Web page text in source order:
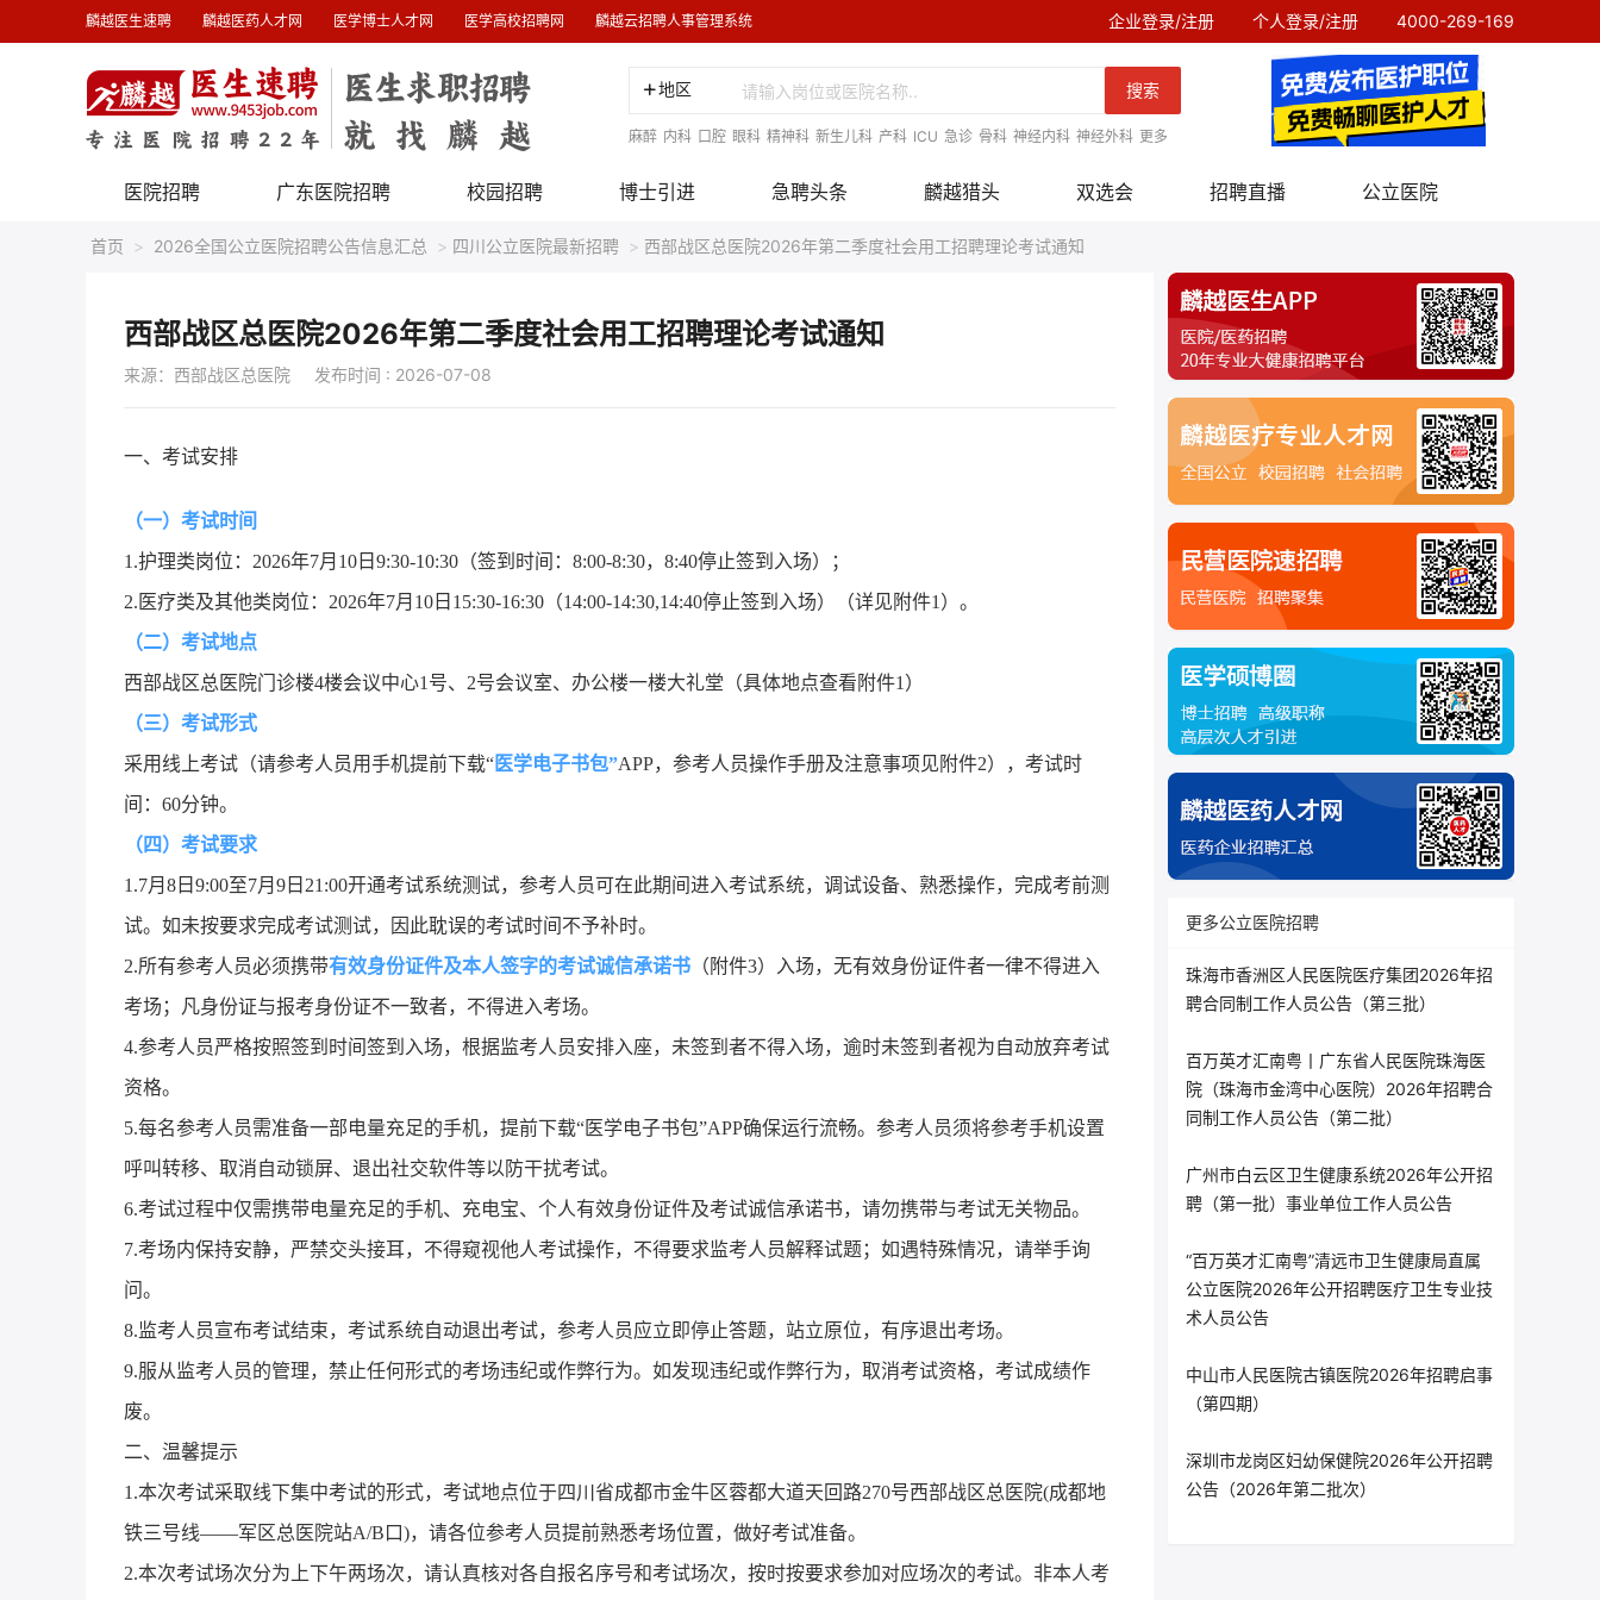
麟越医生速聘 麟越医药人才网 医学博士人才网 医学高校招聘网 麟越云招聘人事管理系统 企业登录/注册 个人登录/注册 4000-269-169
地区 搜索
麻醉 内科 口腔 眼科 精神科 新生儿科 产科 ICU 急诊 骨科 神经内科 神经外科 更多
医院招聘 广东医院招聘 校园招聘 博士引进 急聘头条 麟越猎头 双选会 招聘直播 公立医院
首页 > 2026全国公立医院招聘公告信息汇总 > 四川公立医院最新招聘 > 西部战区总医院2026年第二季度社会用工招聘理论考试通知
西部战区总医院2026年第二季度社会用工招聘理论考试通知
来源：西部战区总医院 发布时间 : 2026-07-08
一、考试安排
（一）考试时间
1.护理类岗位： 2026年7月 10 日9:30-10:30 （签到时间：8:00-8:30，8:40停止签到入场）；
2. 医疗类及其他类岗位： 2026年7月 10 日 15:30-16:30 （14:00-14:30,14:40停止签到入场）（详见附件1 ）。
（二）考试地点
西部战区总医院门诊楼4楼会议中心1 号、 2号会议室、办公楼一楼大礼堂（具体地点查看附件1 ）
（三）考试形式
采用线上考试（请参考人员用手机提前下载“医学电子书包”APP，参考人员操作手册及注意事项见附件2），考试时
间： 60分钟。
（四）考试要求
1.7月8 日9:00至7月9 日 21:00开通考试系统测试，参考人员可在此期间进入考试系统，调试设备、熟悉操作，完成考前测
试。如未按要求完成考试测试，因此耽误的考试时间不予补时。
2.所有参考人员必须携带有效身份证件及本人签字的考试诚信承诺书 （附件3）入场，无有效身份证件者一律不得进入
考场；凡身份证与报考身份证不一致者，不得进入考场。
4.参考人员严格按照签到时间签到入场，根据监考人员安排入座，未签到者不得入场，逾时未签到者视为自动放弃考试
资格。
5.每名参考人员需准备一部电量充足的手机，提前下载“医学电子书包”APP确保运行流畅。参考人员须将参考手机设置
呼叫转移、取消自动锁屏、退出社交软件等以防干扰考试。
6.考试过程中仅需携带电量充足的手机、充电宝、个人有效身份证件及考试诚信承诺书，请勿携带与考试无关物品。
7.考场内保持安静，严禁交头接耳，不得窥视他人考试操作，不得要求监考人员解释试题；如遇特殊情况，请举手询
问。
8.监考人员宣布考试结束，考试系统自动退出考试，参考人员应立即停止答题，站立原位，有序退出考场。
9.服从监考人员的管理，禁止任何形式的考场违纪或作弊行为。如发现违纪或作弊行为，取消考试资格，考试成绩作
废。
二、温馨提示
1.本次考试采取线下集中考试的形式，考试地点位于四川省成都市金牛区蓉都大道天回路270号西部战区总医院(成都地
铁三号线——军区总医院站A/B 口)，请各位参考人员提前熟悉考场位置，做好考试准备。
2.本次考试场次分为上下午两场次，请认真核对各自报名序号和考试场次，按时按要求参加对应场次的考试。非本人考
更多公立医院招聘
珠海市香洲区人民医院医疗集团2026年招
聘合同制工作人员公告（第三批）
百万英才汇南粤丨广东省人民医院珠海医
院（珠海市金湾中心医院）2026年招聘合
同制工作人员公告（第二批）
广州市白云区卫生健康系统2026年公开招
聘（第一批）事业单位工作人员公告
“百万英才汇南粤”清远市卫生健康局直属
公立医院2026年公开招聘医疗卫生专业技
术人员公告
中山市人民医院古镇医院2026年招聘启事
（第四期）
深圳市龙岗区妇幼保健院2026年公开招聘
公告（2026年第二批次）